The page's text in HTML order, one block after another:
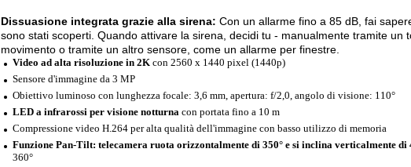
Dissuasione integrata grazie alla sirena: Con un allarme fino a 85 dB, fai
sono stati scoperti. Quando attivare la sirena, decidi tu - manualmente tramite un
movimento o tramite un altro sensore, come un allarme per finestre.
Video ad alta risoluzione in 2K con 2560 x 1440 pixel (1440p)
Sensore d'immagine da 3 MP
Obiettivo luminoso con lunghezza focale: 3,6 mm, apertura: f/2,0, angolo di visione: 110°
LED a infrarossi per visione notturna con portata fino a 10 m
Compressione video H.264 per alta qualità dell'immagine con basso utilizzo di memoria
Funzione Pan-Tilt: telecamera ruota orizzontalmente di 350° e si inclina verticalmente di
360°